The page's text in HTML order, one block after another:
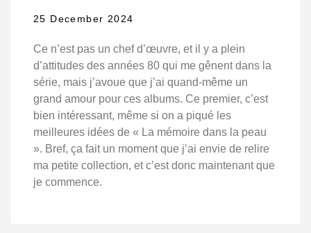
25 December 2024
Ce n’est pas un chef d’œuvre, et il y a plein
d’attitudes des années 80 qui me gênent dans la
série, mais j’avoue que j’ai quand-même un
grand amour pour ces albums. Ce premier, c’est
bien intéressant, même si on a piqué les
meilleures idées de « La mémoire dans la peau
». Bref, ça fait un moment que j’ai envie de relire
ma petite collection, et c’est donc maintenant que
je commence.